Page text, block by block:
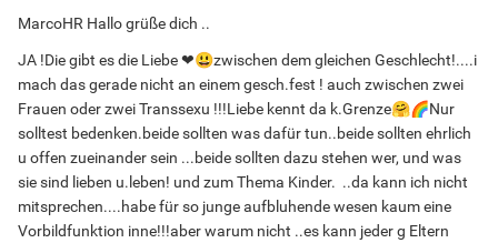
MarcoHR Hallo grüße dich ..
JA !Die gibt es die Liebe ❤😃zwischen dem gleichen Geschlecht!....i
mach das gerade nicht an einem gesch.fest ! auch zwischen zwei
Frauen oder zwei Transsexu !!!Liebe kennt da k.Grenze🤗🌈Nur
solltest bedenken.beide sollten was dafür tun..beide sollten ehrlich
u offen zueinander sein ...beide sollten dazu stehen wer, und was
sie sind lieben u.leben! und zum Thema Kinder. ..da kann ich nicht
mitsprechen....habe für so junge aufbluhende wesen kaum eine
Vorbildfunktion inne!!!aber warum nicht ..es kann jeder g Eltern